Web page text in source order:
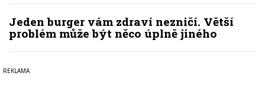
Jeden burger vám zdraví nezničí. Větší
problém může být něco úplně jiného